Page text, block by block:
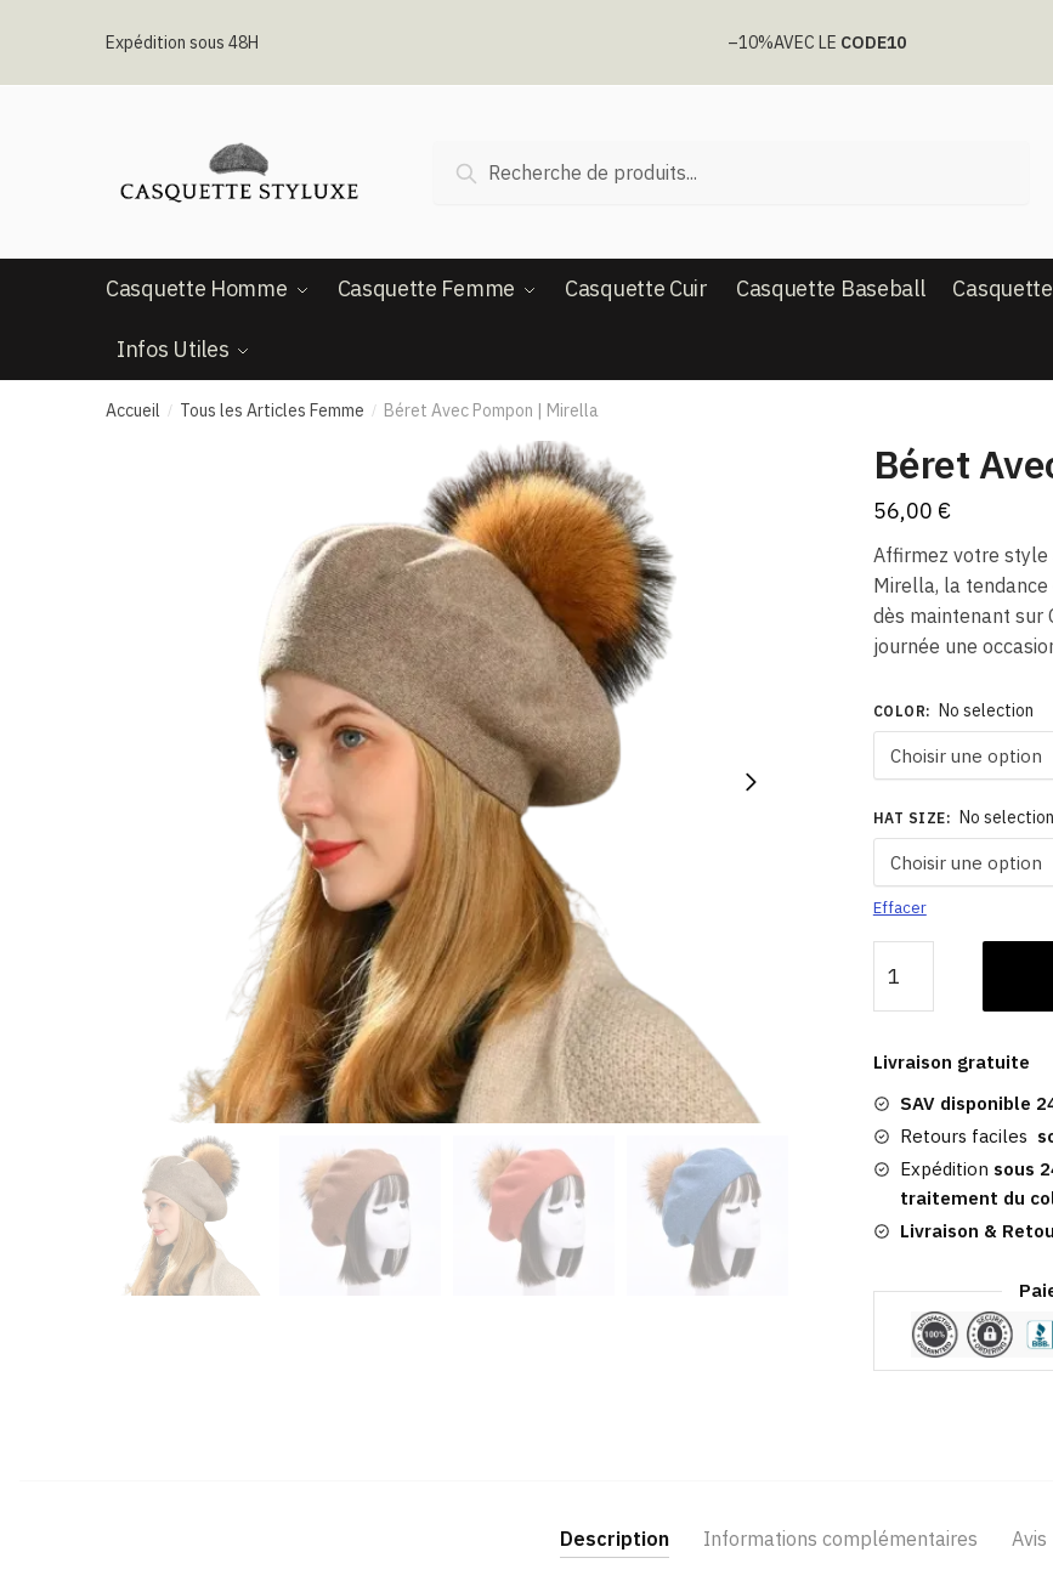
Expédition sous 48H –10%AVEC LE CODE10
pour :
Recherche
Casquette Homme Casquette Femme Casquette Cuir Casquette Baseball
Infos Utiles
Accueil / Tous les Articles Femme / Béret Avec Pompon | Mirella
Béret
56,00 €
Affirmez votre style
Mirella, la
dès maintenant sur
journée une
COLOR: No selection
HAT SIZE: No selection
Effacer
de
Béret
Pompon
|
Mirella
Livraison gratuite
SAV disponible
Retours faciles
Expédition sous
traitement du
Livraison &
Description Informations complémentaires Avis